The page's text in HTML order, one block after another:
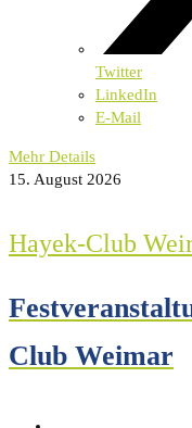
Twitter
LinkedIn
E-Mail
Mehr Details
15. August 2026
Hayek-Club
Club Weimar